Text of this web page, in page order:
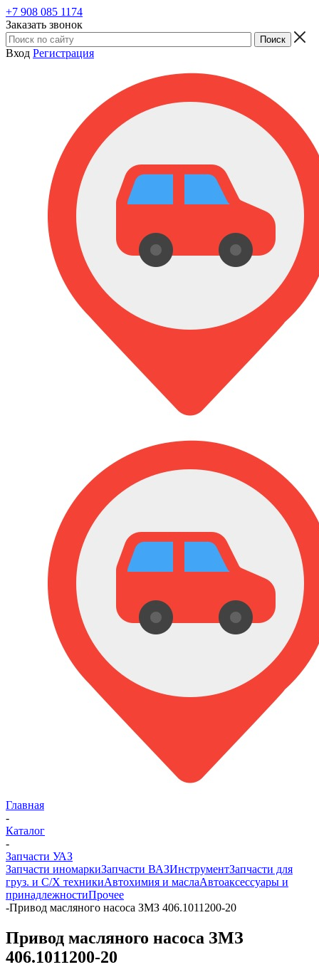
+7 908 085 1174
Заказать звонок
Вход Регистрация
Главная
-
Каталог
-
Запчасти УАЗ
Запчасти иномаркиЗапчасти ВАЗИнструментЗапчасти для
груз. и С/Х техникиАвтохимия и маслаАвтоаксессуары и
принадлежностиПрочее
-Привод масляного насоса ЗМЗ 406.1011200-20
Привод масляного насоса ЗМЗ
406.1011200-20